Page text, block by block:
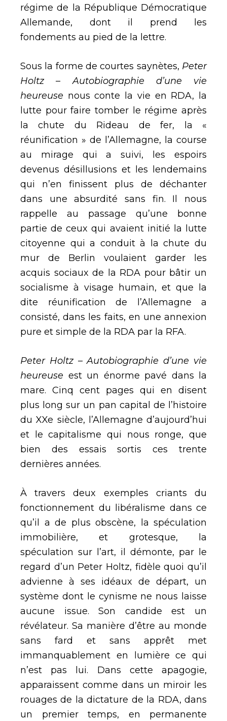
régime de la République Démocratique
Allemande, dont il prend les
fondements au pied de la lettre.
Sous la forme de courtes saynètes, Peter
Holtz – Autobiographie d’une vie
heureuse nous conte la vie en RDA, la
lutte pour faire tomber le régime après
la chute du Rideau de fer, la «
réunification » de l’Allemagne, la course
au mirage qui a suivi, les espoirs
devenus désillusions et les lendemains
qui n’en finissent plus de déchanter
dans une absurdité sans fin. Il nous
rappelle au passage qu’une bonne
partie de ceux qui avaient initié la lutte
citoyenne qui a conduit à la chute du
mur de Berlin voulaient garder les
acquis sociaux de la RDA pour bâtir un
socialisme à visage humain, et que la
dite réunification de l’Allemagne a
consisté, dans les faits, en une annexion
pure et simple de la RDA par la RFA.
Peter Holtz – Autobiographie d’une vie
heureuse est un énorme pavé dans la
mare. Cinq cent pages qui en disent
plus long sur un pan capital de l’histoire
du XXe siècle, l’Allemagne d’aujourd’hui
et le capitalisme qui nous ronge, que
bien des essais sortis ces trente
dernières années.
À travers deux exemples criants du
fonctionnement du libéralisme dans ce
qu’il a de plus obscène, la spéculation
immobilière, et grotesque, la
spéculation sur l’art, il démonte, par le
regard d’un Peter Holtz, fidèle quoi qu’il
advienne à ses idéaux de départ, un
système dont le cynisme ne nous laisse
aucune issue. Son candide est un
révélateur. Sa manière d’être au monde
sans fard et sans apprêt met
immanquablement en lumière ce qui
n’est pas lui. Dans cette apagogie,
apparaissent comme dans un miroir les
rouages de la dictature de la RDA, dans
un premier temps, en permanente